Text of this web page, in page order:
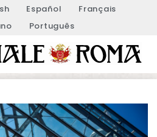
Español
Français
Português